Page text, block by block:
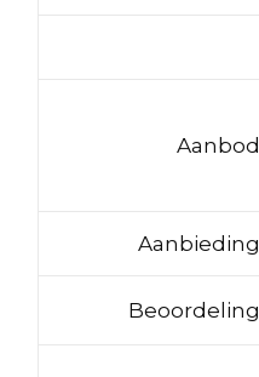
Aanbod
Aanbieding
Beoordeling